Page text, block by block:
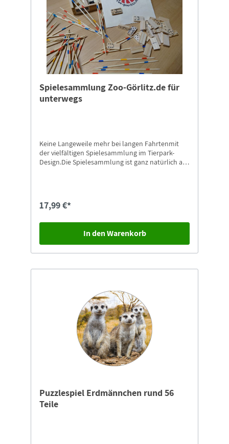
Spielesammlung Zoo-Görlitz.de für
unterwegs
Keine Langeweile mehr bei langen Fahrtenmit
der vielfältigen Spielesammlung im Tierpark-
Design.Die Spielesammlung ist ganz natürlich aus
x Höhe ca. 3 cmMaterial: Holz
17,99 €*
In den Warenkorb
Puzzlespiel Erdmännchen rund 56
Teile